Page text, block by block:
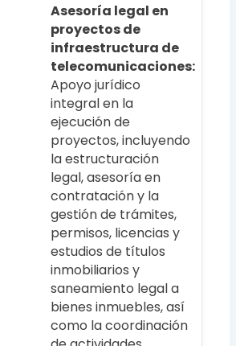
Asesoría legal en
proyectos de
infraestructura de
telecomunicaciones:
Apoyo jurídico
integral en la
ejecución de
proyectos, incluyendo
la estructuración
legal, asesoría en
contratación y la
gestión de trámites,
permisos, licencias y
estudios de títulos
inmobiliarios y
saneamiento legal a
bienes inmuebles, así
como la coordinación